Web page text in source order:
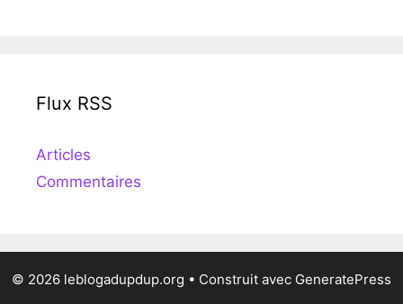
Flux RSS
Articles
Commentaires
© 2026 leblogadupdup.org • Construit avec GeneratePress